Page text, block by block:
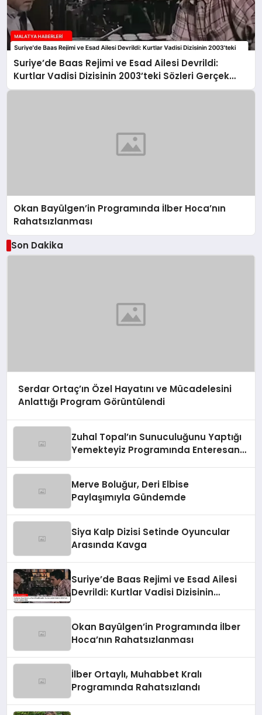
Suriye’de Baas Rejimi ve Esad Ailesi Devrildi:
Kurtlar Vadisi Dizisinin 2003’teki Sözleri Gerçek
Oldu
Okan Bayülgen’in Programında İlber Hoca’nın
Rahatsızlanması
Son Dakika
Serdar Ortaç’ın Özel Hayatını ve Mücadelesini
Anlattığı Program Görüntülendi
Zuhal Topal’ın Sunuculuğunu Yaptığı
Yemekteyiz Programında Enteresan
Merve Boluğur, Deri Elbise
Paylaşımıyla Gündemde
Siya Kalp Dizisi Setinde Oyuncular
Arasında Kavga
Suriye’de Baas Rejimi ve Esad Ailesi
Devrildi: Kurtlar Vadisi Dizisinin
Okan Bayülgen’in Programında İlber
Hoca’nın Rahatsızlanması
İlber Ortaylı, Muhabbet Kralı
Programında Rahatsızlandı